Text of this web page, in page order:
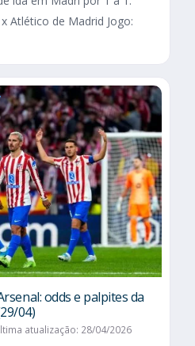
Atlético de Madrid Jogo:
odds e palpites da
04)
atualização: 28/04/2026